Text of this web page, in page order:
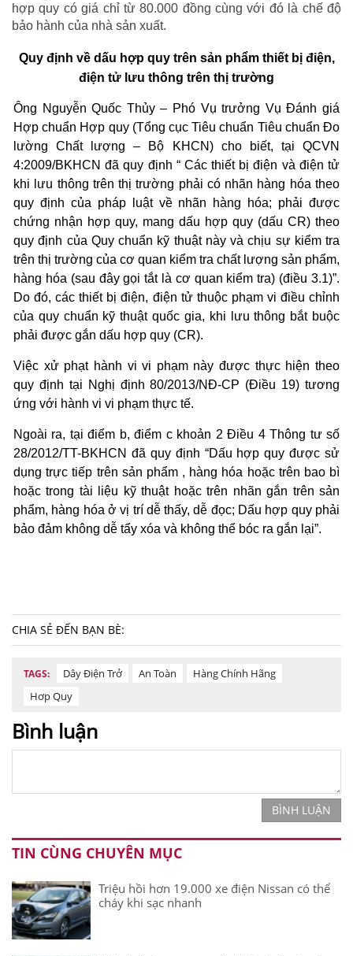
hợp quy có giá chỉ từ 80.000 đồng cùng với đó là chế độ
bảo hành của nhà sản xuất.
Quy định về dấu hợp quy trên sản phẩm thiết bị điện,
điện tử lưu thông trên thị trường
Ông Nguyễn Quốc Thủy – Phó Vụ trưởng Vụ Đánh giá
Hợp chuẩn Hợp quy (Tổng cục Tiêu chuẩn Tiêu chuẩn Đo
lường Chất lượng – Bộ KHCN) cho biết, tại QCVN
4:2009/BKHCN đã quy định “ Các thiết bị điện và điện tử
khi lưu thông trên thị trường phải có nhãn hàng hóa theo
quy định của pháp luật về nhãn hàng hóa; phải được
chứng nhận hợp quy, mang dấu hợp quy (dấu CR) theo
quy định của Quy chuẩn kỹ thuật này và chịu sự kiểm tra
trên thị trường của cơ quan kiểm tra chất lượng sản phẩm,
hàng hóa (sau đây gọi tắt là cơ quan kiểm tra) (điều 3.1)”.
Do đó, các thiết bị điện, điện tử thuộc phạm vi điều chỉnh
của quy chuẩn kỹ thuật quốc gia, khi lưu thông bắt buộc
phải được gắn dấu hợp quy (CR).
Việc xử phạt hành vi vi phạm này được thực hiện theo
quy định tại Nghị định 80/2013/NĐ-CP (Điều 19) tương
ứng với hành vi vi phạm thực tế.
Ngoài ra, tại điểm b, điểm c khoản 2 Điều 4 Thông tư số
28/2012/TT-BKHCN đã quy định “Dấu hợp quy được sử
dụng trực tiếp trên sản phẩm , hàng hóa hoặc trên bao bì
hoặc trong tài liệu kỹ thuật hoặc trên nhãn gắn trên sản
phẩm, hàng hóa ở vị trí dễ thấy, dễ đọc; Dấu hợp quy phải
bảo đảm không dễ tẩy xóa và không thể bóc ra gắn lại”.
CHIA SẺ ĐẾN BẠN BÈ:
TAGS: Dây Điện Trở An Toàn
Hàng Chính Hãng
Hơp Quy
Bình luận
BÌNH LUẬN
TIN CÙNG CHUYÊN MỤC
Triệu hồi hơn 19.000 xe điện Nissan có thể
cháy khi sạc nhanh